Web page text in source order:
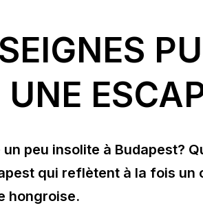
peu insolite à Budapest?
qui reflètent à la fois
hongroise.